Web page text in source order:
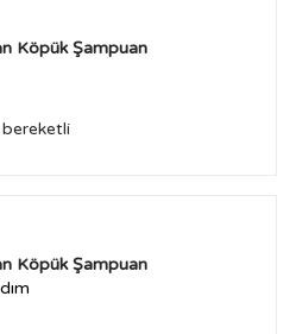
Köpük Şampuan
bereketli
Köpük Şampuan